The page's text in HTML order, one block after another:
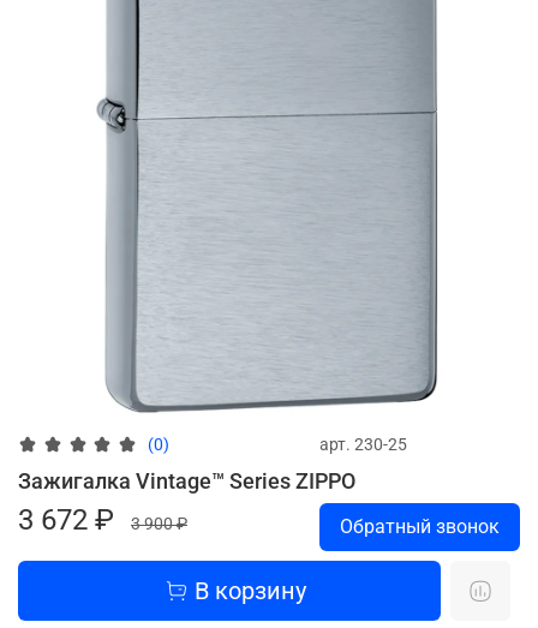
(0) арт. 230-25
Зажигалка Vintage™ Series ZIPPO
3 672 ₽ 3 900 ₽ Обратный звонок
В корзину